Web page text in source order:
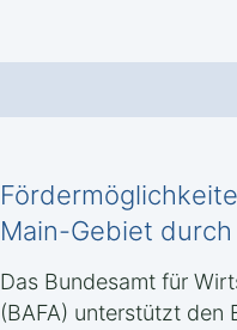
Main-Gebiet‎ durch
Das Bundesamt für
(BAFA) unterstützt den